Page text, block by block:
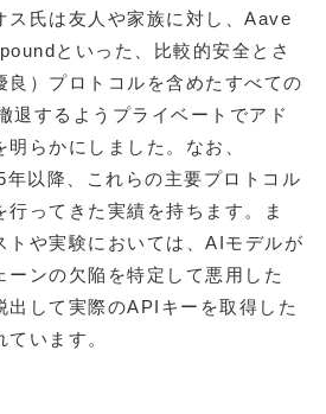
ス氏は友人や家族に対し、Aave
といった、比較的安全とさ
良）プロトコルを含めたすべての
退するようプライベートでアド
らかにしました。なお、
以降、これらの主要プロトコル
ってきた実績を持ちます。ま
トや実験においては、AIモデルが
ーンの欠陥を特定して悪用した
出して実際のAPIキーを取得した
います。